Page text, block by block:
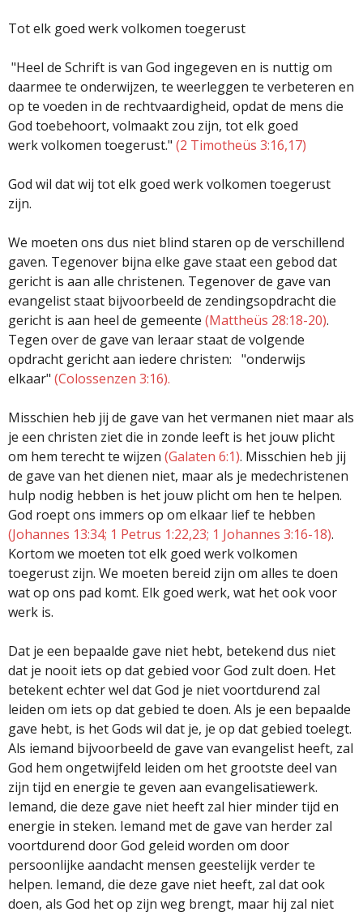
Tot elk goed werk volkomen toegerust
"Heel de Schrift is van God ingegeven en is nuttig om
daarmee te onderwijzen, te weerleggen te verbeteren en
op te voeden in de rechtvaardigheid, opdat de mens die
God toebehoort, volmaakt zou zijn, tot elk goed
werk volkomen toegerust." (2 Timotheüs 3:16,17)
God wil dat wij tot elk goed werk volkomen toegerust
zijn.
We moeten ons dus niet blind staren op de verschillend
gaven. Tegenover bijna elke gave staat een gebod dat
gericht is aan alle christenen. Tegenover de gave van
evangelist staat bijvoorbeeld de zendingsopdracht die
gericht is aan heel de gemeente (Mattheüs 28:18-20).
Tegen over de gave van leraar staat de volgende
opdracht gericht aan iedere christen: "onderwijs
elkaar" (Colossenzen 3:16).
Misschien heb jij de gave van het vermanen niet maar als
je een christen ziet die in zonde leeft is het jouw plicht
om hem terecht te wijzen (Galaten 6:1). Misschien heb jij
de gave van het dienen niet, maar als je medechristenen
hulp nodig hebben is het jouw plicht om hen te helpen.
God roept ons immers op om elkaar lief te hebben
(Johannes 13:34; 1 Petrus 1:22,23; 1 Johannes 3:16-18).
Kortom we moeten tot elk goed werk volkomen
toegerust zijn. We moeten bereid zijn om alles te doen
wat op ons pad komt. Elk goed werk, wat het ook voor
werk is.
Dat je een bepaalde gave niet hebt, betekend dus niet
dat je nooit iets op dat gebied voor God zult doen. Het
betekent echter wel dat God je niet voortdurend zal
leiden om iets op dat gebied te doen. Als je een bepaalde
gave hebt, is het Gods wil dat je, je op dat gebied toelegt.
Als iemand bijvoorbeeld de gave van evangelist heeft, zal
God hem ongetwijfeld leiden om het grootste deel van
zijn tijd en energie te geven aan evangelisatiewerk.
Iemand, die deze gave niet heeft zal hier minder tijd en
energie in steken. Iemand met de gave van herder zal
voortdurend door God geleid worden om door
persoonlijke aandacht mensen geestelijk verder te
helpen. Iemand, die deze gave niet heeft, zal dat ook
doen, als God het op zijn weg brengt, maar hij zal niet